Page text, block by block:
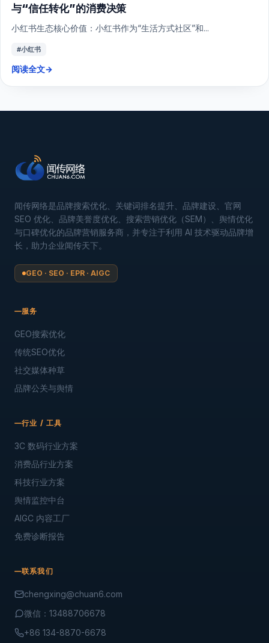
与“信任转化”的消费决策
小红书生态核心价值：小红书作为“生活方式社区”和...
#小红书
阅读全文→
闻传网络是品牌搜索优化、关键词排名提升、品牌建设、官网
SEO 优化、品牌美誉度优化、搜索营销优化（SEM）、舆情优化
与口碑优化的品牌营销服务商，并专注于利用 AI 技术驱动品牌增
长，助力企业闻传天下。
GEO · SEO · EPR · AIGC
服务
GEO搜索优化
传统SEO优化
社交媒体种草
品牌公关与舆情
行业 / 工具
3C 数码行业方案
消费品行业方案
科技行业方案
舆情监控中台
AIGC 内容工厂
免费诊断报告
联系我们
chengxing@chuan6.com
微信：13488706678
+86 134-8870-6678